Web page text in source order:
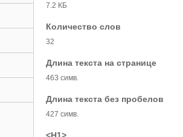
7.2 КБ
Количество слов
32
Длина текста на странице
463 симв.
Длина текста без пробелов
427 симв.